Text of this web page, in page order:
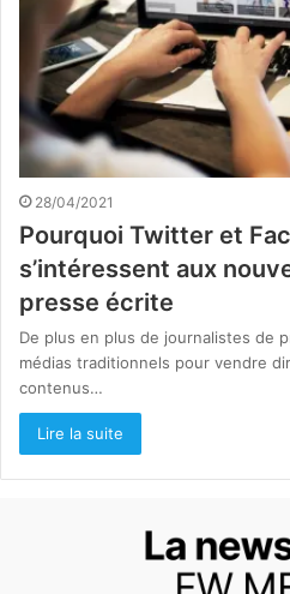
28/04/2021
Pourquoi Twitter et
s’intéressent aux
presse écrite
De plus en plus de journalistes de
médias traditionnels pour vendre
contenus…
Lire la suite